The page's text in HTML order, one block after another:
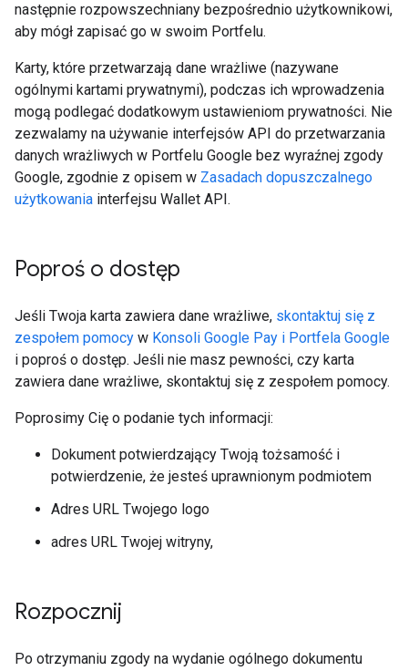
następnie rozpowszechniany bezpośrednio użytkownikowi,
aby mógł zapisać go w swoim Portfelu.
Karty, które przetwarzają dane wrażliwe (nazywane
ogólnymi kartami prywatnymi), podczas ich wprowadzenia
mogą podlegać dodatkowym ustawieniom prywatności. Nie
zezwalamy na używanie interfejsów API do przetwarzania
danych wrażliwych w Portfelu Google bez wyraźnej zgody
Google, zgodnie z opisem w Zasadach dopuszczalnego
użytkowania interfejsu Wallet API.
Poproś o dostęp
Jeśli Twoja karta zawiera dane wrażliwe, skontaktuj się z
zespołem pomocy w Konsoli Google Pay i Portfela Google
i poproś o dostęp. Jeśli nie masz pewności, czy karta
zawiera dane wrażliwe, skontaktuj się z zespołem pomocy.
Poprosimy Cię o podanie tych informacji:
Dokument potwierdzający Twoją tożsamość i
potwierdzenie, że jesteś uprawnionym podmiotem
Adres URL Twojego logo
adres URL Twojej witryny,
Rozpocznij
Po otrzymaniu zgody na wydanie ogólnego dokumentu